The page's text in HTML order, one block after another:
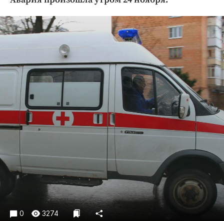
Криминал
Культура
Недвижимость и ЖКХ
Образование
Общество
Погода
Праздники
Происшествия
Спорт
Блоги
Издания
Медиаперсона
0 3274